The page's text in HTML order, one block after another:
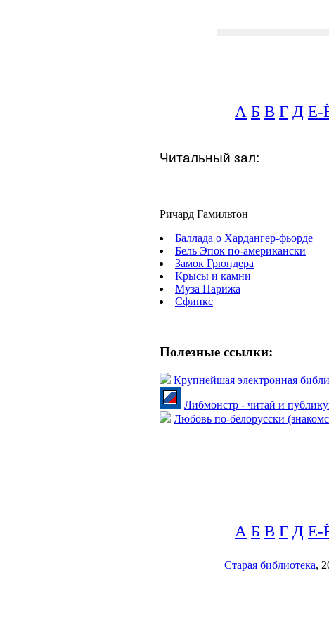
А Б В Г Д Е-
Читальный зал:
Ричард Гамильтон
Баллада о Хардангер-фьорде
Бель Эпок по-американски
Замок Грюндера
Крысы и камни
Муза Парижа
Сфинкс
Полезные ссылки:
Крупнейшая электронная
Либмонстр - читай и
Любовь по-белорусски
А Б В Г Д Е-
Старая библиотека,